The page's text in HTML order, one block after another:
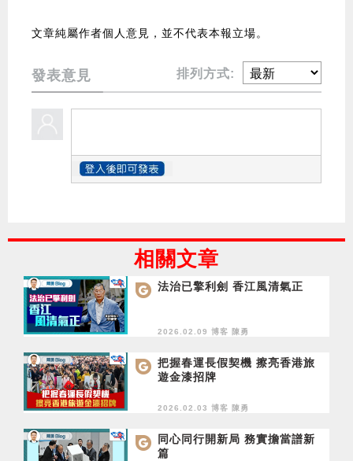
文章純屬作者個人意見，並不代表本報立場。
發表意見 排列方式:
相關文章
法治已擎利劍 香江風清氣正
2026.02.09 博客 陳勇
把握春運長假契機 擦亮香港旅
遊金漆招牌
2026.02.03 博客 陳勇
同心同行開新局 務實擔當譜新
篇